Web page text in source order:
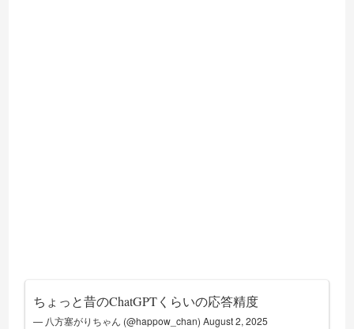
ちょっと昔のChatGPTくらいの応答精度
— 八方塞がりちゃん (@happow_chan)August 2, 2025